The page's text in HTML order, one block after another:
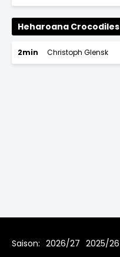
Heharoana Crocodiles
2min Christoph Glensk
Saison: 2026/27 2025/26